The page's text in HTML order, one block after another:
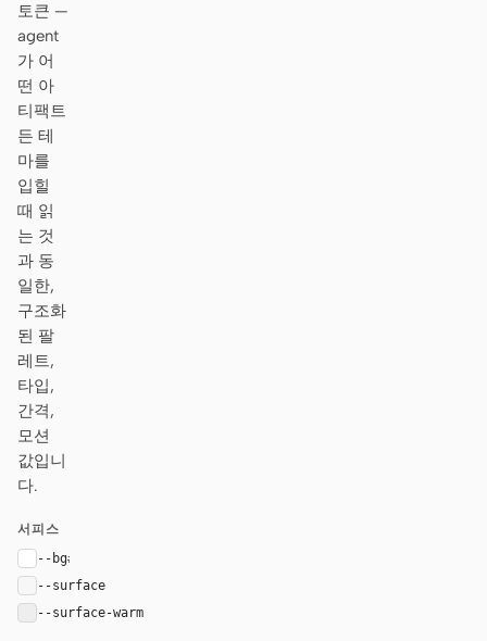
토큰 —
agent
가 어
떤 아
티팩트
든 테
마를
입힐
때 읽
는 것
과 동
일한,
구조화
된 팔
레트,
타입,
간격,
모션
값입니
다.
서피스
--bg#ffffff
--surface
--surface-warm